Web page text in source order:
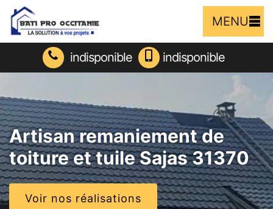
MENU
indisponible indisponible
Artisan remaniement de
toiture et tuile Sajas 31370
Voir nos réalisations